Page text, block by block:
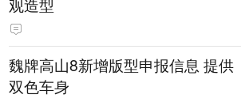
魏牌高山8新增版型申报信息 提供
双色车身